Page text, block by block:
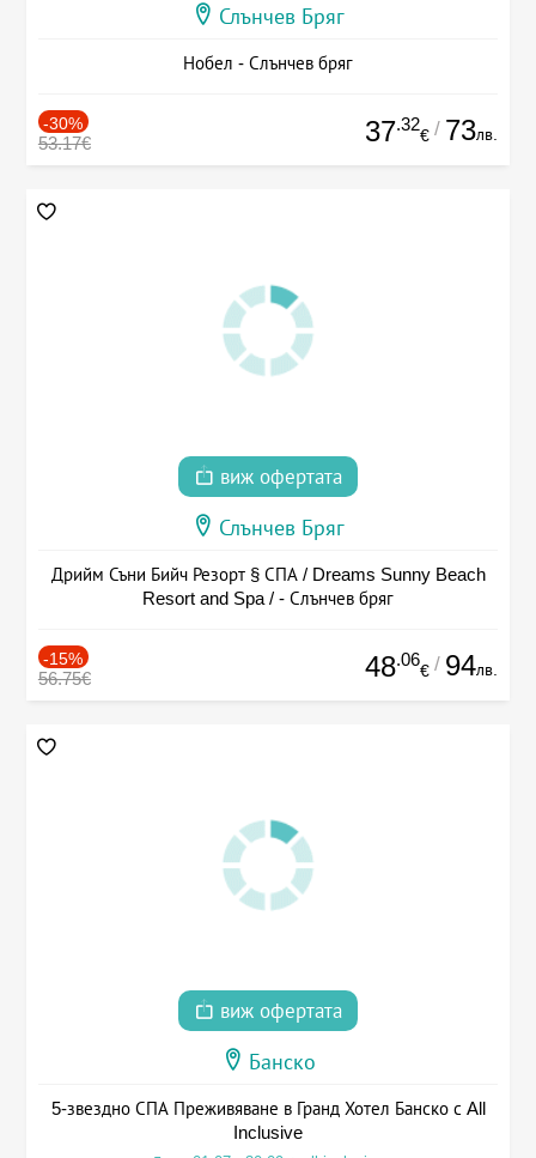
Слънчев Бряг
Нобел - Слънчев бряг
-30%
53.17€ 37.32
€ / 73лв.
виж офертата
Слънчев Бряг
Дрийм Съни Бийч Резорт § СПА / Dreams Sunny Beach
Resort and Spa / - Слънчев бряг
-15%
56.75€ 48.06
€ / 94лв.
виж офертата
Банско
5-звездно СПА Преживяване в Гранд Хотел Банско с All
Inclusive